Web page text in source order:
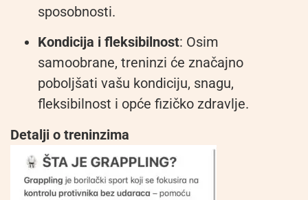
sposobnosti.
Kondicija i fleksibilnost: Osim
samoobrane, treninzi će značajno
poboljšati vašu kondiciju, snagu,
fleksibilnost i opće fizičko zdravlje.
Detalji o treninzima